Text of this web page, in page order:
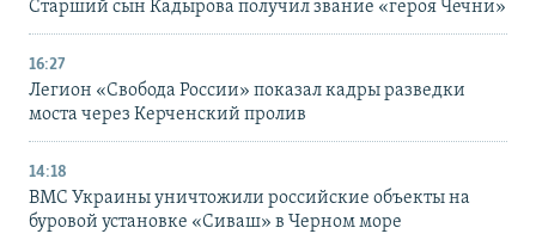
Старший сын Кадырова получил звание «героя Чечни»
16:27
Легион «Свобода России» показал кадры разведки
моста через Керченский пролив
14:18
ВМС Украины уничтожили российские объекты на
буровой установке «Сиваш» в Черном море